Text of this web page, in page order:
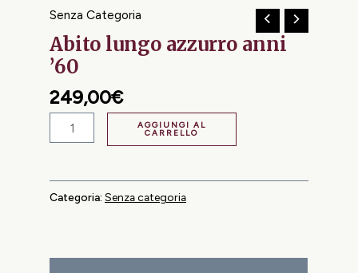
Senza Categoria
Abito lungo azzurro anni
’60
249,00€
AGGIUNGI AL
CARRELLO
Categoria:Senza categoria